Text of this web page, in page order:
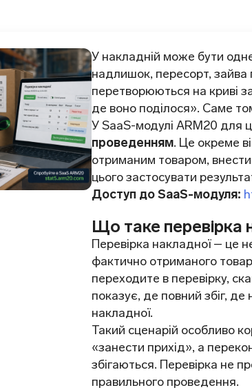
У накладній може бути
надлишок, пересорт, зайва
перетворюються на криві
де воно поділося». Саме
У SaaS-модулі ARM20 для
проведенням. Це окреме
отриманим товаром, внести
цього застосувати
Доступ до SaaS-модуля:
Що таке перевірка
Перевірка накладної – це
фактично отриманого
переходите в перевірку,
показує, де повний збіг,
накладної.
Такий сценарій особливо
«занести прихід», а
збігаються. Перевірка не
правильного проведення.